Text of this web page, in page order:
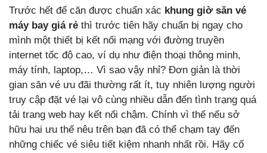
Trước hết để căn được chuẩn xác khung giờ săn vé
máy bay giá rẻ thì trước tiên hãy chuẩn bị ngay cho
mình một thiết bị kết nối mạng với đường truyền
internet tốc độ cao, ví dụ như điện thoại thông minh,
máy tính, laptop,… Vì sao vậy nhỉ? Đơn giản là thời
gian săn vé ưu đãi thường rất ít, tuy nhiên lượng người
truy cập đặt vé lại vô cùng nhiều dẫn đến tình trạng quá
tải trang web hay kết nối chậm. Chính vì thế nếu sở
hữu hai ưu thế nêu trên bạn đã có thể chạm tay đến
những chiếc vé siêu tiết kiệm nhanh nhất rồi. Hãy cố